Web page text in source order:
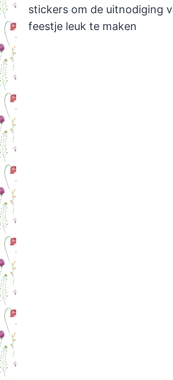
stickers om de uitnodiging
feestje leuk te maken